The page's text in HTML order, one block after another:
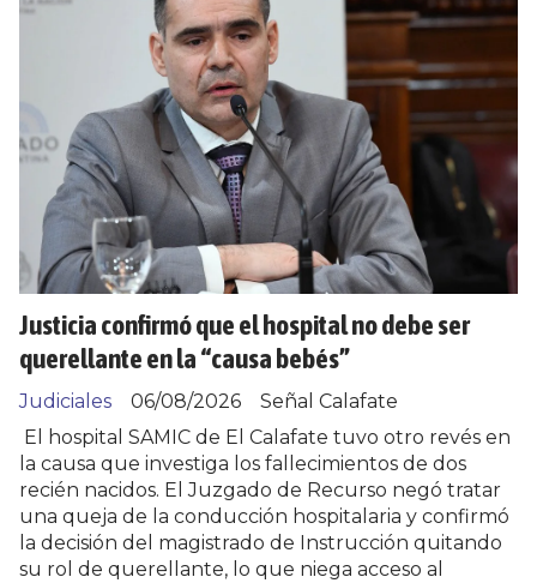
Justicia confirmó que el hospital no debe ser
querellante en la “causa bebés”
Señal Calafate
Judiciales
06/08/2026
El hospital SAMIC de El Calafate tuvo otro revés en
la causa que investiga los fallecimientos de dos
recién nacidos. El Juzgado de Recurso negó tratar
una queja de la conducción hospitalaria y confirmó
la decisión del magistrado de Instrucción quitando
su rol de querellante, lo que niega acceso al